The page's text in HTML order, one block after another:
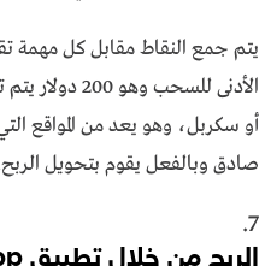
يتم جمع النقاط مقابل كل مهمة
الأدنى للسحب
أو سكربل، وهو يعد من المواقع
صادق وبالفعل يقوم بتحويل
7.
الربح من خلال تطبيق mode earn app